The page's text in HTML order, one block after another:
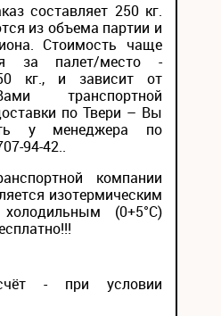
составляет 250 кг.
из объема партии и
Стоимость чаще
за палет/место -
кг., и зависит от
транспортной
по Твери – Вы
у менеджера по
94-42..
компании
изотермическим
(0+5°С)
- при условии